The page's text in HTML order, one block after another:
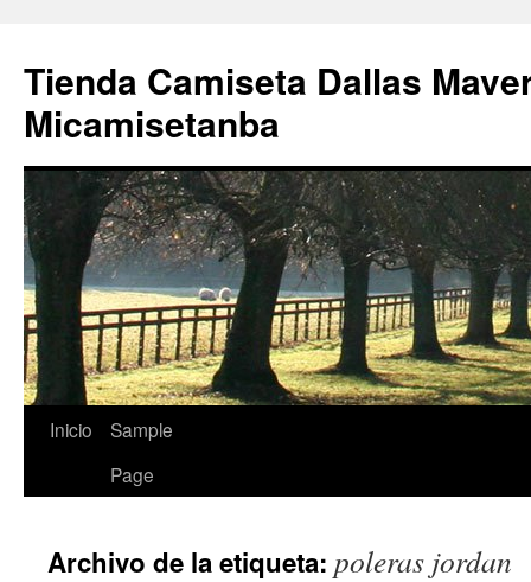
Tienda Camiseta Dallas
Micamisetanba
Saltar
Inicio
Sample
Page
Archivo de la etiqueta: poleras jordan